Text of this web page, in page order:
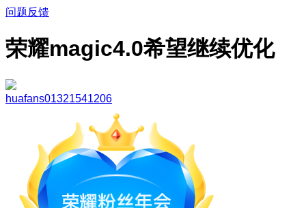
问题反馈
荣耀magic4.0希望继续优化
huafans01321541206